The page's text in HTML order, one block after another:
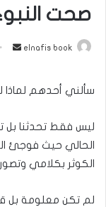
صحت
elnafis book
أرسل
سألني أحدهم لماذا
ليس فقط تحدثنا بل
الحالي حيث فوجئ
الكوثر بكلامي
لم تكن معلومة بل